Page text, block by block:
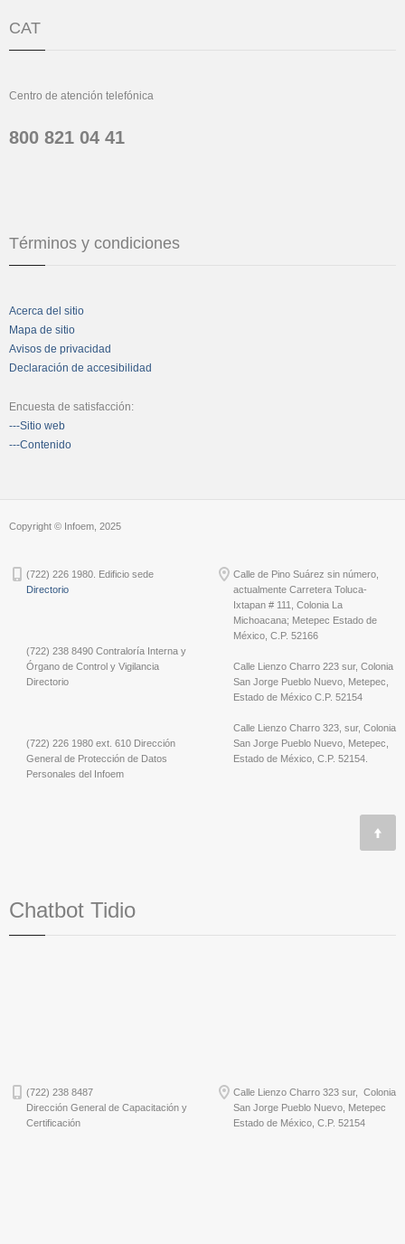
CAT
Centro de atención telefónica
800 821 04 41
Términos y condiciones
Acerca del sitio
Mapa de sitio
Avisos de privacidad
Declaración de accesibilidad
Encuesta de satisfacción:
---Sitio web
---Contenido
Copyright © Infoem, 2025
(722) 226 1980. Edificio sede
Directorio
(722) 238 8490 Contraloría Interna y
Órgano de Control y Vigilancia
Directorio
(722) 226 1980 ext. 610 Dirección
General de Protección de Datos
Personales del Infoem
Calle de Pino Suárez sin número,
actualmente Carretera Toluca-
Ixtapan # 111, Colonia La
Michoacana; Metepec Estado de
México, C.P. 52166
Calle Lienzo Charro 223 sur, Colonia
San Jorge Pueblo Nuevo, Metepec,
Estado de México C.P. 52154
Calle Lienzo Charro 323, sur, Colonia
San Jorge Pueblo Nuevo, Metepec,
Estado de México, C.P. 52154.
Chatbot Tidio
(722) 238 8487
Dirección General de Capacitación y
Certificación
Calle Lienzo Charro 323 sur, Colonia
San Jorge Pueblo Nuevo, Metepec
Estado de México, C.P. 52154